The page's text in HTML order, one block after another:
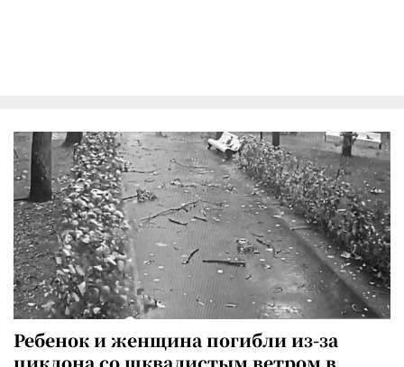
Ребенок и женщина погибли из-за
циклона со шквалистым ветром в